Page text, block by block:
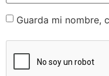
Guarda mi nombre,